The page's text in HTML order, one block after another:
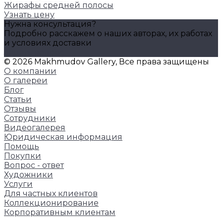
Жирафы средней полосы
Узнать цену
Нужна консультация?
Подробно расскажем о наших авторах, их работах
и условиях доставки
© 2026 Makhmudov Gallery, Все права защищены
О компании
О галереи
Блог
Статьи
Отзывы
Сотрудники
Видеогалерея
Юридическая информация
Помощь
Покупки
Вопрос - ответ
Художники
Услуги
Для частных клиентов
Коллекционирование
Корпоративным клиентам